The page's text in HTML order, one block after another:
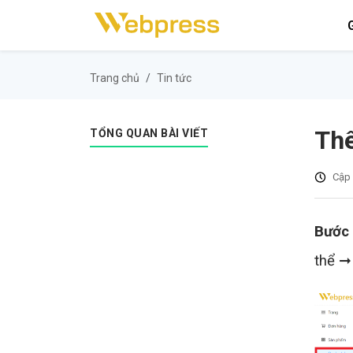
Trang chủ Tin tức
TỔNG QUAN BÀI VIẾT
Cập
Bước
thể ➞